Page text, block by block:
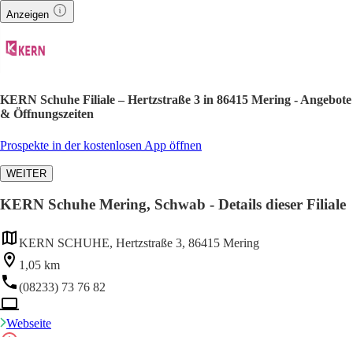
Anzeigen
KERN Schuhe Filiale – Hertzstraße 3 in 86415 Mering - Angebote
& Öffnungszeiten
Prospekte in der kostenlosen App öffnen
WEITER
KERN Schuhe Mering, Schwab - Details dieser Filiale
KERN SCHUHE, Hertzstraße 3, 86415 Mering
1,05 km
(08233) 73 76 82
Webseite